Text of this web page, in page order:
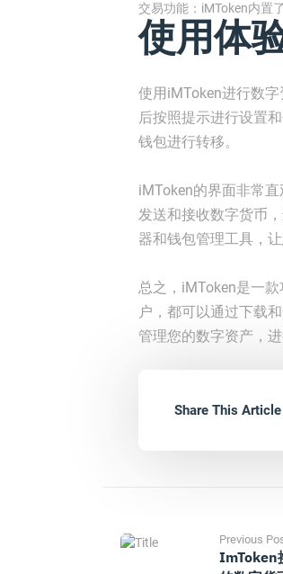
交易功能：iMToken内置
使用体
使用iMToken进行数
后按照提示进行设置
钱包进行转移。
iMToken的界面非常
发送和接收数字货币
器和钱包管理工具，
总之，iMToken是一
户，都可以通过下载
管理您的数字资产，
Share This Article
Previous
ImToken